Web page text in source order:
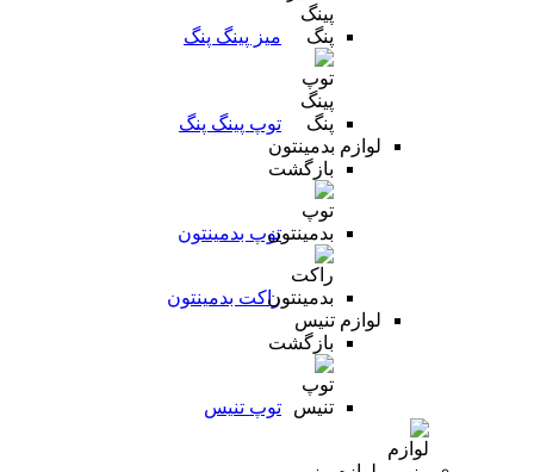
میز پینگ پنگ
توپ پینگ پنگ
لوازم بدمینتون
بازگشت
توپ بدمینتون
راکت بدمینتون
لوازم تنیس
بازگشت
توپ تنیس